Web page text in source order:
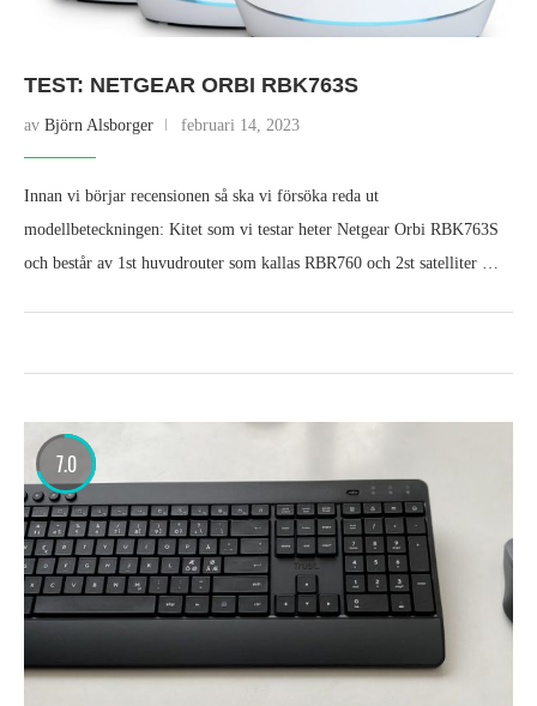
TEST: NETGEAR ORBI RBK763S
av Björn Alsborger februari 14, 2023
Innan vi börjar recensionen så ska vi försöka reda ut
modellbeteckningen: Kitet som vi testar heter Netgear Orbi RBK763S
och består av 1st huvudrouter som kallas RBR760 och 2st satelliter …
7.0